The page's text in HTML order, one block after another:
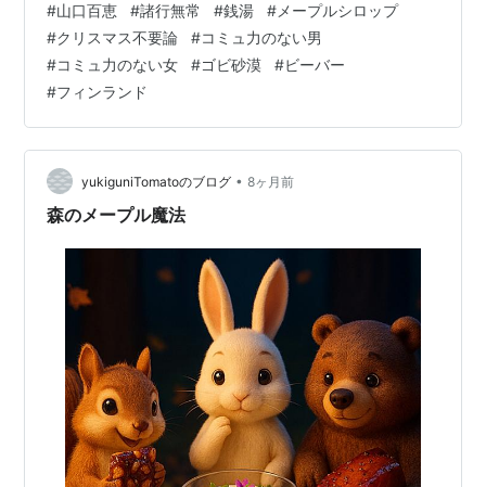
を考えて生きればよいと考えてきた。宵越しの金を持た
ない江戸っ子と同じ考えである。江戸っ子はその日一日
のことしか考えていない。 長いビジョンを持てば、そこ
に向かう計画が出来、そこに縛られる。しかしいつ会社
が潰れるか、近い将来の事すら私には分からない。 会社
が潰れるときには少なくとも…
#山口百恵 #諸行無常 #銭湯 # メープルシロップ
#クリスマス不要論 #コミュ力のない男
#コミュ力のない女 #ゴビ砂漠 #ビーバー
#フィンランド
yukiguniTomatoのブログ • 8ヶ月前
森のメープル魔法